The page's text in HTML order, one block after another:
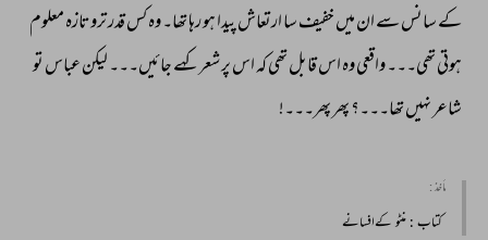
کے سانس سے ان میں خفیف سا ارتعاش پیدا ہو رہا تھا۔ وہ کس قدر تروتازہ معلوم
ہوتی تھی۔۔۔ واقعی وہ اس قابل تھی کہ اس پر شعر کہے جائیں۔۔۔ لیکن عباس تو
شاعر نہیں تھا۔۔۔؟ پھر پھر۔۔۔!
مأخذ :
کتاب : منٹو کےافسانے